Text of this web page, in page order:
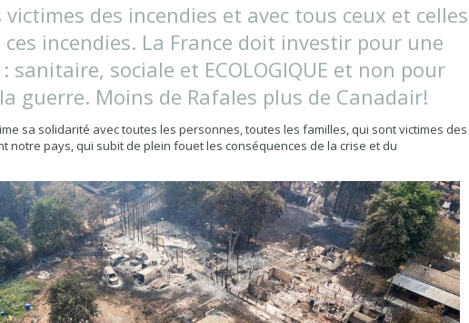
des incendies et avec tous ceux et celles
incendies. La France doit investir pour une
sanitaire, sociale et ECOLOGIQUE et non pour
guerre. Moins de Rafales plus de Canadair!
sa solidarité avec toutes les personnes, toutes les familles, qui sont victimes des
notre pays, qui subit de plein fouet les conséquences de la crise et du